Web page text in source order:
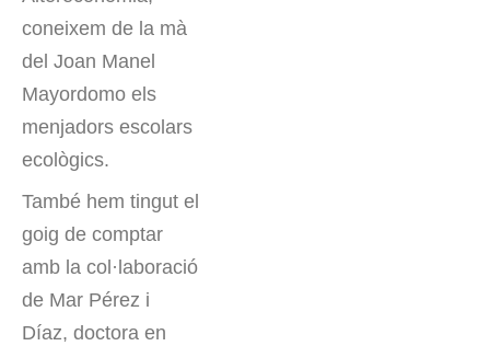
coneixem de la mà
del Joan Manel
Mayordomo els
menjadors escolars
ecològics.
També hem tingut el
goig de comptar
amb la col·laboració
de Mar Pérez i
Díaz, doctora en